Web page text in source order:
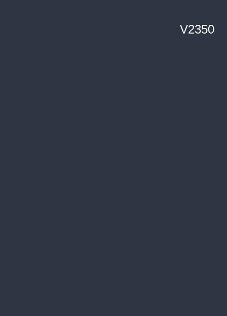
V2350